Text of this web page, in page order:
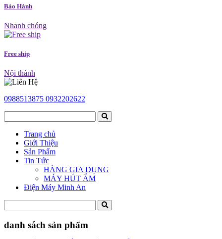
Bảo Hành
Nhanh chóng
Free ship
Nội thành
0988513875 0932202622
Trang chủ
Giới Thiệu
Sản Phẩm
Tin Tức
HÀNG GIA DỤNG
MÁY HÚT ẨM
Điện Máy Minh An
danh sách sản phẩm